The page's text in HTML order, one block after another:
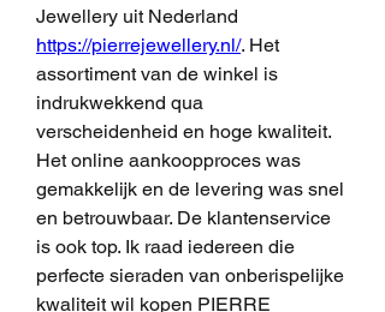
https://pierrejewellery.nl/. Het
assortiment van de winkel is
indrukwekkend qua
verscheidenheid en hoge kwaliteit.
Het online aankoopproces was
gemakkelijk en de levering was snel
en betrouwbaar. De klantenservice
is ook top. Ik raad iedereen die
perfecte sieraden van onberispelijke
kwaliteit wil kopen PIERRE